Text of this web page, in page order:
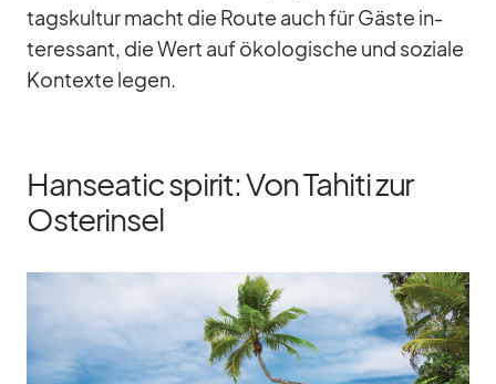
tags­kul­tur macht die Route auch für Gäste in­
ter­es­sant, die Wert auf öko­lo­gi­sche und so­ziale
Kon­texte le­gen.
Hanseatic spirit: Von Tahiti zur
Osterinsel